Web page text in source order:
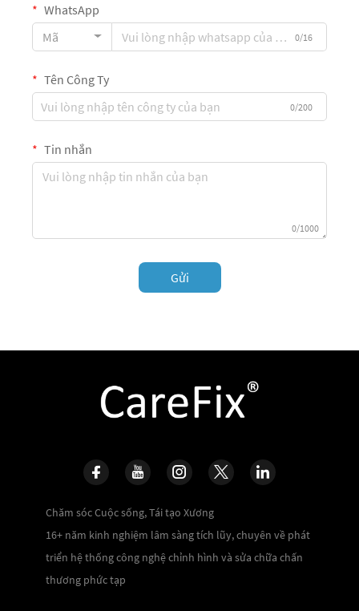
WhatsApp
Mã
0/16
Tên Công Ty
0/200
Tin nhắn
0/1000
Gửi
Chăm sóc Cuộc sống, Tái tạo Xương
16+ năm kinh nghiệm lâm sàng tích lũy, chuyên về phát
triển hệ thống công nghệ chỉnh hình và sửa chữa chấn
thương phức tạp